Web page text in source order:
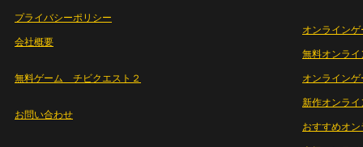
プライバシーポリシー
会社概要
無料ゲーム チビクエスト２
お問い合わせ
オンラインゲ
無料オンライ
オンライン
新作オンライ
おすすめオ